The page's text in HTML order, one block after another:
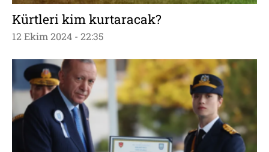
Kürtleri kim kurtaracak?
12 Ekim 2024 - 22:35